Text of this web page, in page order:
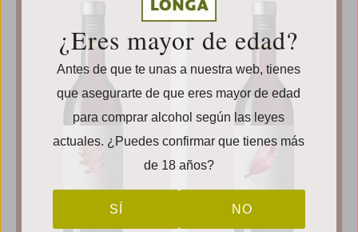
¿Eres mayor de edad?
Antes de que te unas a nuestra web, tienes
que asegurarte de que eres mayor de edad
para comprar alcohol según las leyes
actuales. ¿Puedes confirmar que tienes más
de 18 años?
SÍ NO